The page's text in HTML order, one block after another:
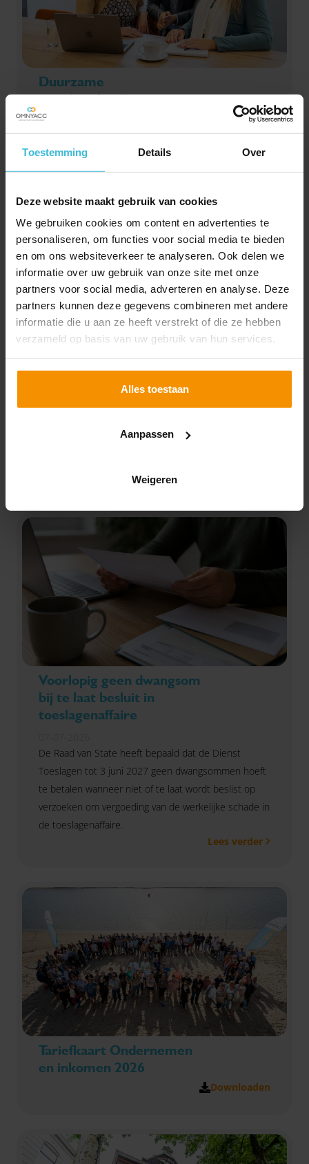
Toestemming Details Over
Deze website maakt gebruik van cookies
We gebruiken cookies om content en advertenties te
personaliseren, om functies voor social media te bieden
en om ons websiteverkeer te analyseren. Ook delen we
informatie over uw gebruik van onze site met onze
partners voor social media, adverteren en analyse. Deze
partners kunnen deze gegevens combineren met andere
informatie die u aan ze heeft verstrekt of die ze hebben
verzameld op basis van uw gebruik van hun services.
Alles toestaan
Aanpassen
Weigeren
Duurzame
inzetbaarheid/verzuim
Met duurzame inzetbaarheid en verzuimmanagement
voorkom, beheers en dring je verzuim terug.
Lees verder
Ben jij een ervaren salarisadministrateur en wil je
voor je in Den Helder. In deze rol beheer je een eigen
laatste wet- en regelgeving. Dat doe je in een
betrokken team waar samenwerken, kennis delen en
een prettige werksfeer centraal staan. En minstens
zo belangrijk: er is volop ruimte om jezelf verder te
ontwikkelen.
Voorlopig geen dwangsom
bij te laat besluit in
toeslagenaffaire
De Raad van State heeft bepaald dat de Dienst
Toeslagen tot 3 juni 2027 geen dwangsommen hoeft
te betalen wanneer niet of te laat wordt beslist op
verzoeken om vergoeding van de werkelijke schade in
de toeslagenaffaire.
Lees verder
Tariefkaart Ondernemen
en inkomen 2026
Downloaden